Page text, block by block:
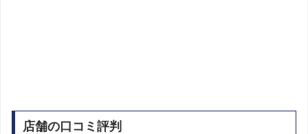
店舗の口コミ評判